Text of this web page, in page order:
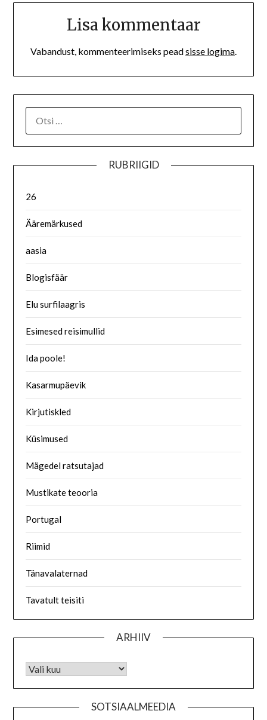
Lisa kommentaar
Vabandust, kommenteerimiseks peadsisse logima
RUBRIIGID
26
Ääremärkused
aasia
Blogisfäär
Elu surfilaagris
Esimesed reisimullid
Ida poole!
Kasarmupäevik
Kirjutiskled
Küsimused
Mägedel ratsutajad
Mustikate teooria
Portugal
Riimid
Tänavalaternad
Tavatult teisiti
ARHIIV
SOTSIAALMEEDIA